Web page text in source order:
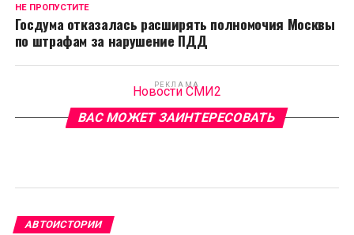
НЕ ПРОПУСТИТЕ
Госдума отказалась расширять полномочия Москвы
по штрафам за нарушение ПДД
РЕКЛАМА
Новости СМИ2
ВАС МОЖЕТ ЗАИНТЕРЕСОВАТЬ
АВТОИСТОРИИ